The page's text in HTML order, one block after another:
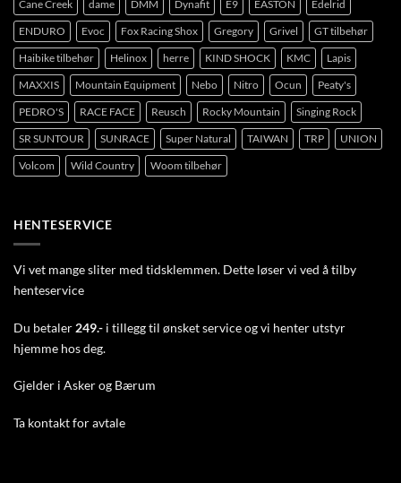
Cane Creek dame DMM Dynafit E9 EASTON Edelrid
ENDURO Evoc Fox Racing Shox Gregory Grivel GT tilbehør
Haibike tilbehør Helinox herre KIND SHOCK KMC Lapis
MAXXIS Mountain Equipment Nebo Nitro Ocun Peaty's
PEDRO'S RACE FACE Reusch Rocky Mountain Singing Rock
SR SUNTOUR SUNRACE Super Natural TAIWAN TRP UNION
Volcom Wild Country Woom tilbehør
HENTESERVICE
Vi vet mange sliter med tidsklemmen. Dette løser vi ved å tilby
henteservice
Du betaler 249.- i tillegg til ønsket service og vi henter utstyr
hjemme hos deg.
Gjelder i Asker og Bærum
Ta kontaktfor avtale